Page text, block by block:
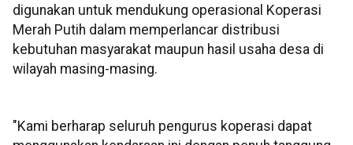
digunakan untuk mendukung operasional Koperasi
Merah Putih dalam memperlancar distribusi
kebutuhan masyarakat maupun hasil usaha desa di
wilayah masing-masing.
"Kami berharap seluruh pengurus koperasi dapat